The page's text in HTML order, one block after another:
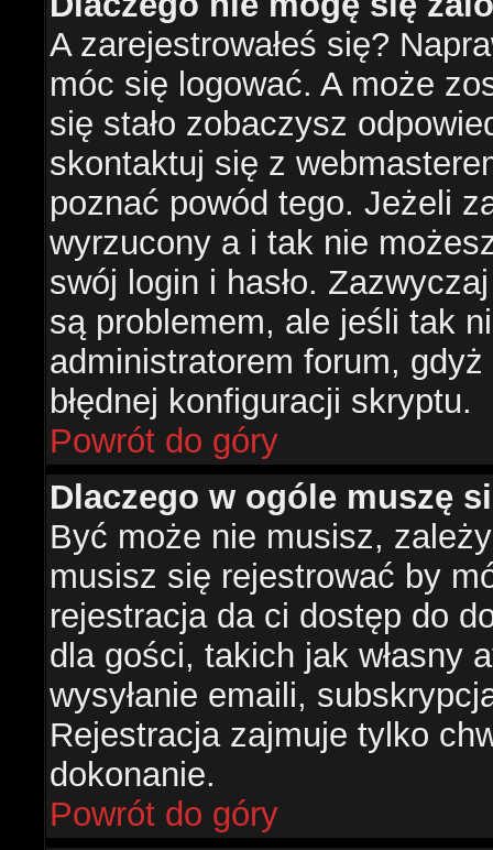
A zarejestrowałeś się?
móc się logować. A może
się stało zobaczysz
skontaktuj się z
poznać powód tego. Jeżeli
wyrzucony a i tak nie
swój login i hasło.
są problemem, ale jeśli tak
administratorem forum,
błędnej konfiguracji skryptu.
Powrót do góry
Dlaczego w ogóle muszę
Być może nie musisz,
musisz się rejestrować by
rejestracja da ci dostęp do
dla gości, takich jak własny
wysyłanie emaili,
Rejestracja zajmuje tylko
dokonanie.
Powrót do góry